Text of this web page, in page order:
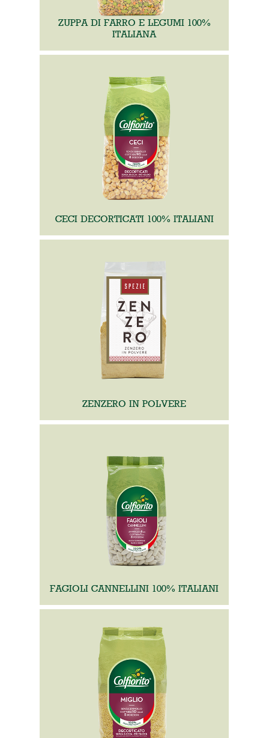
ZUPPA DI FARRO E LEGUMI 100%
ITALIANA
CECI DECORTICATI 100% ITALIANI
ZENZERO IN POLVERE
FAGIOLI CANNELLINI 100% ITALIANI